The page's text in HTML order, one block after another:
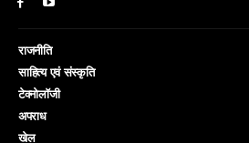
राजनीति
साहित्य एवं संस्कृति
टेक्नोलॉजी
अपराध
खेल